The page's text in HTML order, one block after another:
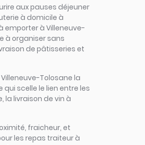
aux pauses déjeuner
à domicile à
emporter à Villeneuve-
à organiser sans
de pâtisseries et
Tolosane la
scelle le lien entre les
la livraison de vin à
fraicheur, et
les repas traiteur à